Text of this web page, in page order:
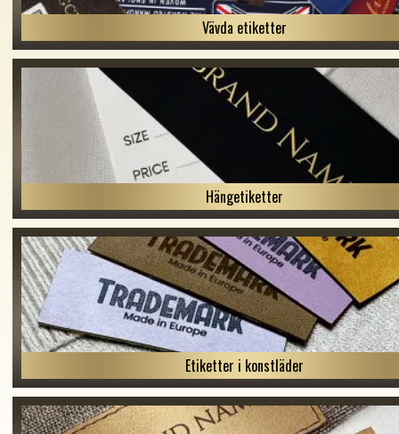
Vävda etiketter
Hängetiketter
Etiketter i konstläder